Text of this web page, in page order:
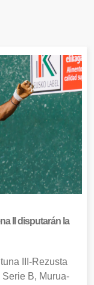
II disputarán la
III-Rezusta
B, Murua-